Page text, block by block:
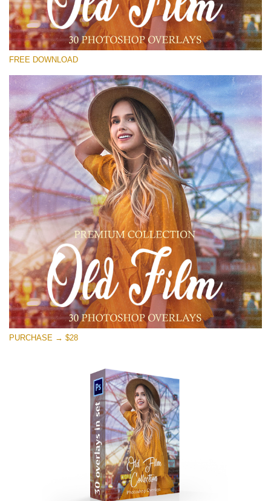
Small 800*533px
Old Film
(30 Overlays)
Bokeh Complete Collection (650 Overlays)
Large 6000*4000px
Entire Collection
(1783 Overlays)
Large 6000*4000px
Tải xuống miễn phí
FREE DOWNLOAD
PURCHASE → $28